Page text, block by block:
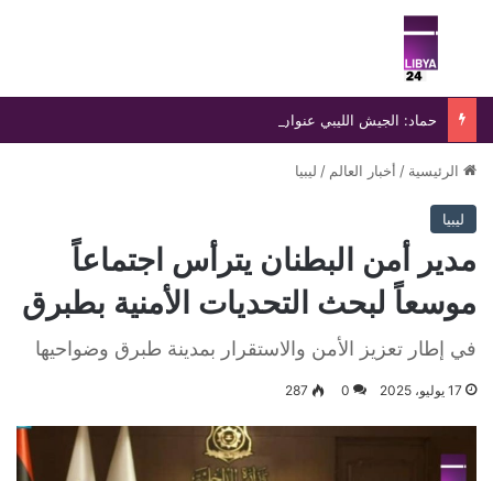
بحث عن
الرئيسية / أخبار العالم / ليبيا
ليبيا
مدير أمن البطنان يترأس اجتماعاً
موسعاً لبحث التحديات الأمنية بطبرق
في إطار تعزيز الأمن والاستقرار بمدينة طبرق وضواحيها
17 يوليو، 2025 0
287